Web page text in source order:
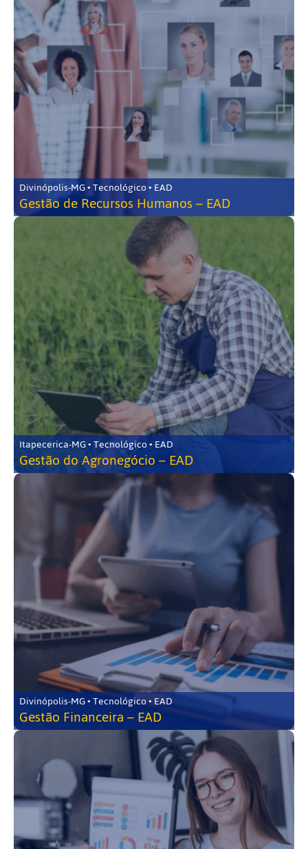
Divinópolis-MG • Tecnológico • EAD
Gestão de Recursos Humanos – EAD
Itapecerica-MG • Tecnológico • EAD
Gestão do Agronegócio – EAD
Divinópolis-MG • Tecnológico • EAD
Gestão Financeira – EAD